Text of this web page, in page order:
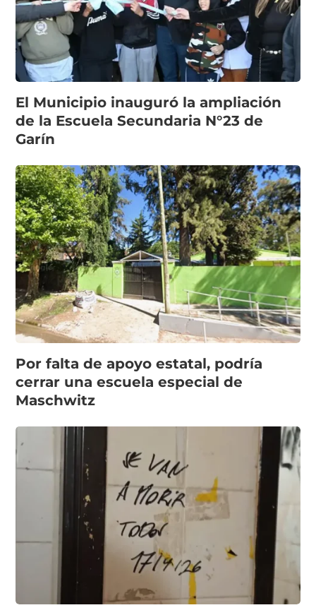
El Municipio inauguró la ampliación
de la Escuela Secundaria N°23 de
Garín
Por falta de apoyo estatal, podría
cerrar una escuela especial de
Maschwitz